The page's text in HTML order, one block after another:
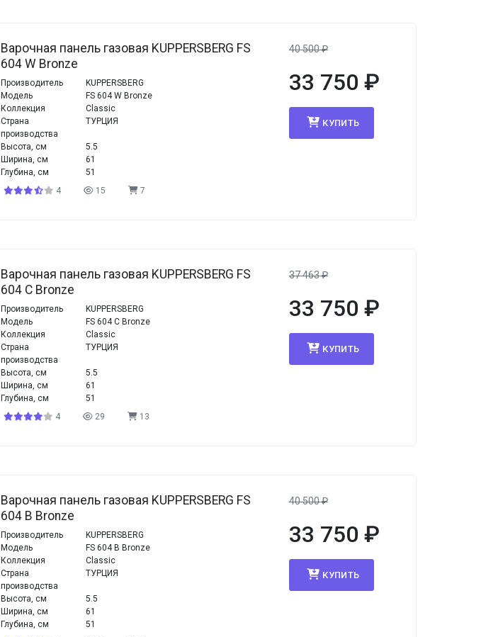
Варочная панель газовая KUPPERSBERG FS
604 W Bronze
Производитель
KUPPERSBERG
Модель
FS 604 W Bronze
Коллекция
Classic
Страна
производства
ТУРЦИЯ
Высота, см
5.5
Ширина, см
61
Глубина, см
51
4
15 7
40 500₽
33 750 ₽
КУПИТЬ
Варочная панель газовая KUPPERSBERG FS
604 C Bronze
Производитель
KUPPERSBERG
Модель
FS 604 C Bronze
Коллекция
Classic
Страна
производства
ТУРЦИЯ
Высота, см
5.5
Ширина, см
61
Глубина, см
51
4
29 13
37 463₽
33 750 ₽
КУПИТЬ
Варочная панель газовая KUPPERSBERG FS
604 B Bronze
Производитель
KUPPERSBERG
Модель
FS 604 B Bronze
Коллекция
Classic
Страна
производства
ТУРЦИЯ
Высота, см
5.5
Ширина, см
61
Глубина, см
51
40 500₽
33 750 ₽
КУПИТЬ